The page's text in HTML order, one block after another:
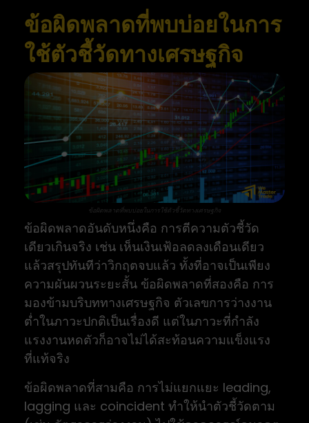
ข้อผิดพลาดที่พบบ่อยในการ
ใช้ตัวชี้วัดทางเศรษฐกิจ
ข้อผิดพลาดที่พบบ่อยในการใช้ตัวชี้วัดทางเศรษฐกิจ
ข้อผิดพลาดอันดับหนึ่งคือ การตีความตัวชี้วัด
เดียวเกินจริง เช่น เห็นเงินเฟ้อลดลงเดือนเดียว
แล้วสรุปทันทีว่าวิกฤตจบแล้ว ทั้งที่อาจเป็นเพียง
ความผันผวนระยะสั้น ข้อผิดพลาดที่สองคือ การ
มองข้ามบริบททางเศรษฐกิจ ตัวเลขการว่างงาน
ต่ำในภาวะปกติเป็นเรื่องดี แต่ในภาวะที่กำลัง
แรงงานหดตัวก็อาจไม่ได้สะท้อนความแข็งแรง
ที่แท้จริง
ข้อผิดพลาดที่สามคือ การไม่แยกแยะ leading,
lagging และ coincident ทำให้นำตัวชี้วัดตาม